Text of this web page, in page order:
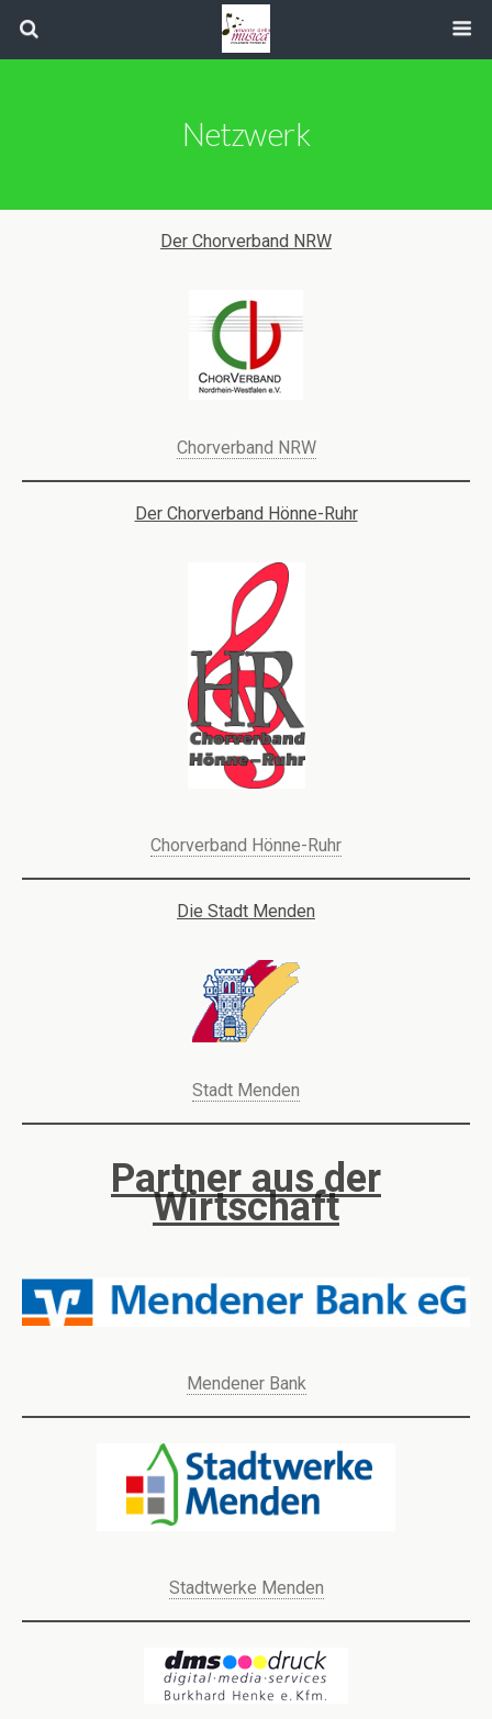
Netzwerk
Der Chorverband NRW
Chorverband NRW
Der Chorverband Hönne-Ruhr
Chorverband Hönne-Ruhr
Die Stadt Menden
Stadt Menden
Partner aus der
Wirtschaft
Mendener Bank
Stadtwerke Menden